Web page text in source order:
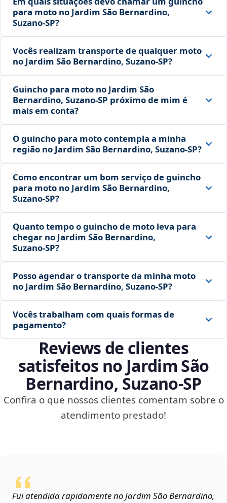
para moto no Jardim São Bernardino,
Suzano‑SP?
Vocês realizam transporte de qualquer moto
no Jardim São Bernardino, Suzano‑SP?
Guincho para moto no Jardim São
Bernardino, Suzano‑SP próximo de mim é
mais em conta?
O guincho para moto contempla a minha
região no Jardim São Bernardino, Suzano‑SP?
Como encontrar um bom serviço de guincho
para moto no Jardim São Bernardino,
Suzano‑SP?
Quanto tempo o guincho de moto leva para
chegar no Jardim São Bernardino,
Suzano‑SP?
Posso agendar o transporte da minha moto
no Jardim São Bernardino, Suzano‑SP?
Vocês trabalham com quais formas de
pagamento?
Reviews de clientes
satisfeitos no Jardim São
Bernardino, Suzano‑SP
Confira o que nossos clientes comentam sobre o
atendimento prestado!
Fui atendida rapidamente no Jardim São Bernardino,